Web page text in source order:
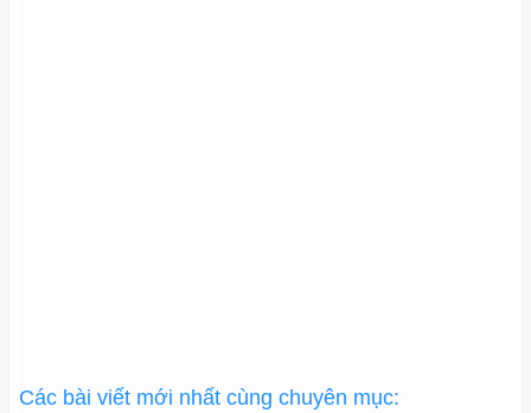
Các bài viết mới nhất cùng chuyên mục: